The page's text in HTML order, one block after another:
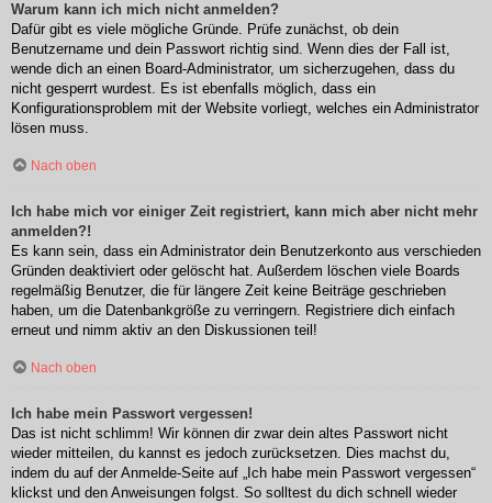
Warum kann ich mich nicht anmelden?
Dafür gibt es viele mögliche Gründe. Prüfe zunächst, ob dein
Benutzername und dein Passwort richtig sind. Wenn dies der Fall ist,
wende dich an einen Board-Administrator, um sicherzugehen, dass du
nicht gesperrt wurdest. Es ist ebenfalls möglich, dass ein
Konfigurationsproblem mit der Website vorliegt, welches ein Administrator
lösen muss.
Nach oben
Ich habe mich vor einiger Zeit registriert, kann mich aber nicht mehr
anmelden?!
Es kann sein, dass ein Administrator dein Benutzerkonto aus verschieden
Gründen deaktiviert oder gelöscht hat. Außerdem löschen viele Boards
regelmäßig Benutzer, die für längere Zeit keine Beiträge geschrieben
haben, um die Datenbankgröße zu verringern. Registriere dich einfach
erneut und nimm aktiv an den Diskussionen teil!
Nach oben
Ich habe mein Passwort vergessen!
Das ist nicht schlimm! Wir können dir zwar dein altes Passwort nicht
wieder mitteilen, du kannst es jedoch zurücksetzen. Dies machst du,
indem du auf der Anmelde-Seite auf „Ich habe mein Passwort vergessen“
klickst und den Anweisungen folgst. So solltest du dich schnell wieder